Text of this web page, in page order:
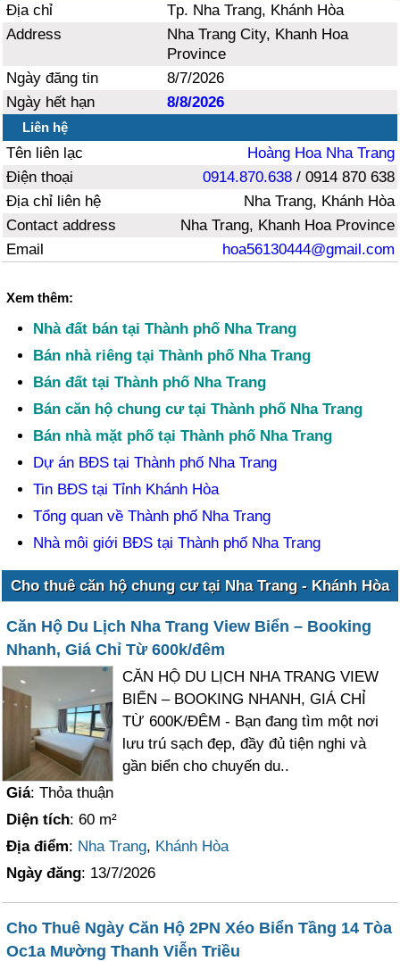
Địa chỉ
Tp. Nha Trang, Khánh Hòa
Address
Nha Trang City, Khanh Hoa
Province
Ngày đăng tin
8/7/2026
Ngày hết hạn
8/8/2026
Liên hệ
Tên liên lạc
Hoàng Hoa Nha Trang
Điện thoại
0914.870.638/ 0914 870 638
Địa chỉ liên hệ
Nha Trang, Khánh Hòa
Contact address
Nha Trang, Khanh Hoa Province
Email
hoa56130444@gmail.com
Xem thêm:
Nhà đất bán tại Thành phố Nha Trang
Bán nhà riêng tại Thành phố Nha Trang
Bán đất tại Thành phố Nha Trang
Bán căn hộ chung cư tại Thành phố Nha Trang
Bán nhà mặt phố tại Thành phố Nha Trang
Dự án BĐS tại Thành phố Nha Trang
Tin BĐS tại Tỉnh Khánh Hòa
Tổng quan về Thành phố Nha Trang
Nhà môi giới BĐS tại Thành phố Nha Trang
Cho thuê căn hộ chung cư tại Nha Trang - Khánh Hòa
Căn Hộ Du Lịch Nha Trang View Biển – Booking
Nhanh, Giá Chỉ Từ 600k/đêm
CĂN HỘ DU LỊCH NHA TRANG VIEW
BIỂN – BOOKING NHANH, GIÁ CHỈ
TỪ 600K/ĐÊM - Bạn đang tìm một nơi
lưu trú sạch đẹp, đầy đủ tiện nghi và
gần biển cho chuyến du..
Giá: Thỏa thuận
Diện tích: 60 m²
Địa điểm: Nha Trang, Khánh Hòa
Ngày đăng: 13/7/2026
Cho Thuê Ngày Căn Hộ 2PN Xéo Biển Tầng 14 Tòa
Oc1a Mường Thanh Viễn Triều